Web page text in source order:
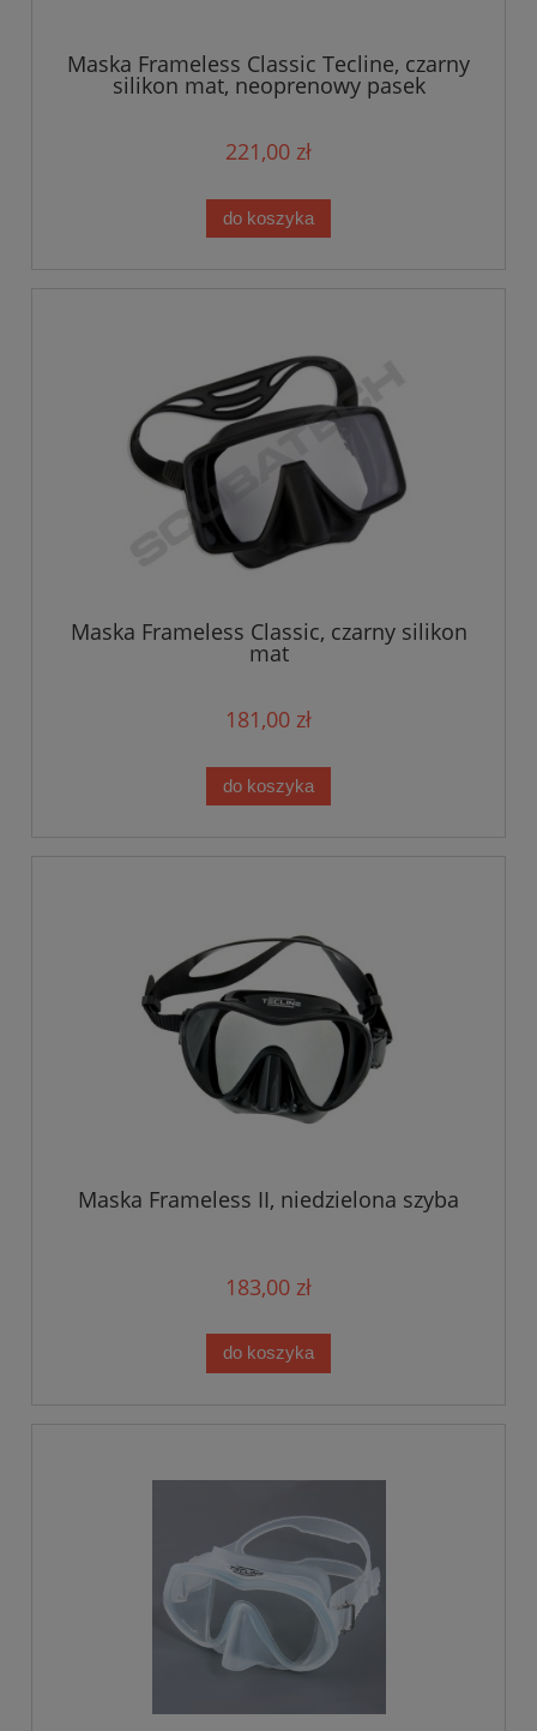
Maska Frameless Classic Tecline, czarny
silikon mat, neoprenowy pasek
221,00 zł
do koszyka
Maska Frameless Classic, czarny silikon
mat
181,00 zł
do koszyka
Maska Frameless II, niedzielona szyba
183,00 zł
do koszyka